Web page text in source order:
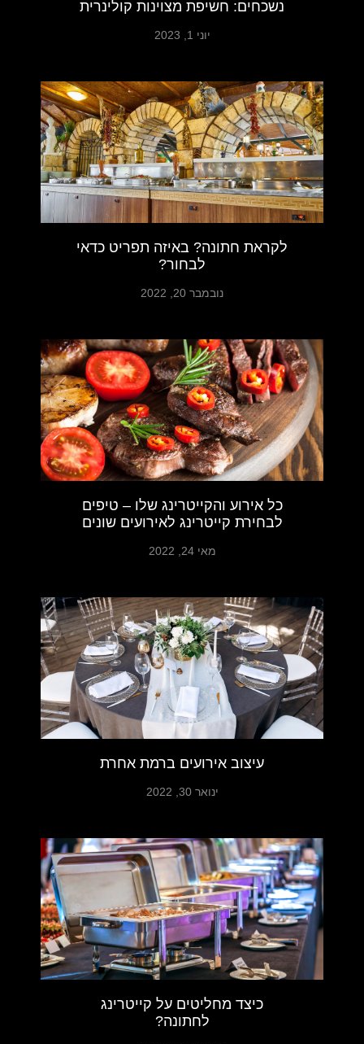
נשכחים: חשיפת מצוינות קולינרית
יוני 1, 2023
לקראת חתונה? באיזה תפריט כדאי
לבחור?
נובמבר 20, 2022
כל אירוע והקייטרינג שלו – טיפים
לבחירת קייטרינג לאירועים שונים
מאי 24, 2022
עיצוב אירועים ברמת אחרת
ינואר 30, 2022
כיצד מחליטים על קייטרינג
לחתונה?